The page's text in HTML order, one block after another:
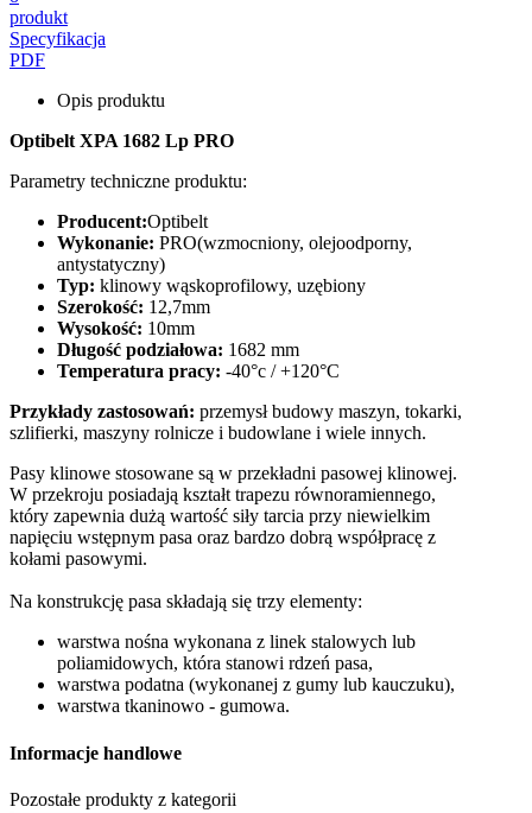
produkt
Specyfikacja
PDF
Opis produktu
Optibelt XPA 1682 Lp PRO
Parametry techniczne produktu:
Producent:Optibelt
Wykonanie: PRO(wzmocniony, olejoodporny,
antystatyczny)
Typ: klinowy wąskoprofilowy, uzębiony
Szerokość: 12,7mm
Wysokość: 10mm
Długość podziałowa: 1682 mm
Temperatura pracy: -40°c / +120°C
Przykłady zastosowań: przemysł budowy maszyn, tokarki,
szlifierki, maszyny rolnicze i budowlane i wiele innych.
Pasy klinowe stosowane są w przekładni pasowej klinowej.
W przekroju posiadają kształt trapezu równoramiennego,
który zapewnia dużą wartość siły tarcia przy niewielkim
napięciu wstępnym pasa oraz bardzo dobrą współpracę z
kołami pasowymi.
Na konstrukcję pasa składają się trzy elementy:
warstwa nośna wykonana z linek stalowych lub
poliamidowych, która stanowi rdzeń pasa,
warstwa podatna (wykonanej z gumy lub kauczuku),
warstwa tkaninowo - gumowa.
Informacje handlowe
Pozostałe produkty z kategorii